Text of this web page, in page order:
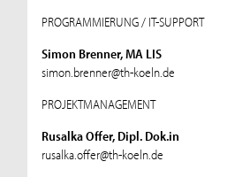
PROGRAMMIERUNG / IT-SUPPORT
Simon Brenner, MA LIS
simon.brenner@th-koeln.de
PROJEKTMANAGEMENT
Rusalka Offer, Dipl. Dok.in
rusalka.offer@th-koeln.de